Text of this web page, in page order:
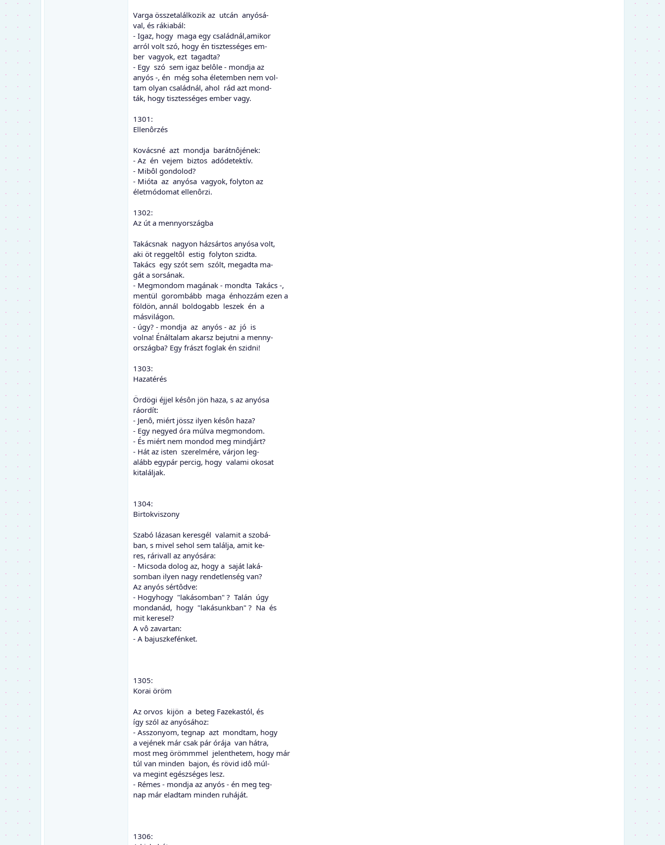
Varga összetalálkozik az utcán anyósá-
val, és rákiabál:
- Igaz, hogy maga egy családnál,amikor
arról volt szó, hogy én tisztességes em-
ber vagyok, ezt tagadta?
- Egy szó sem igaz belôle - mondja az
anyós -, én még soha életemben nem vol-
tam olyan családnál, ahol rád azt mond-
ták, hogy tisztességes ember vagy.
1301:
Ellenôrzés
Kovácsné azt mondja barátnôjének:
- Az én vejem biztos adódetektív.
- Mibôl gondolod?
- Mióta az anyósa vagyok, folyton az
életmódomat ellenôrzi.
1302:
Az út a mennyországba
Takácsnak nagyon házsártos anyósa volt,
aki öt reggeltôl estig folyton szidta.
Takács egy szót sem szólt, megadta ma-
gát a sorsának.
- Megmondom magának - mondta Takács -,
mentül gorombább maga énhozzám ezen a
földön, annál boldogabb leszek én a
másvilágon.
- úgy? - mondja az anyós - az jó is
volna! Énáltalam akarsz bejutni a menny-
országba? Egy frászt foglak én szidni!
1303:
Hazatérés
Ördögi éjjel késôn jön haza, s az anyósa
ráordít:
- Jenô, miért jössz ilyen késôn haza?
- Egy negyed óra múlva megmondom.
- És miért nem mondod meg mindjárt?
- Hát az isten szerelmére, várjon leg-
alább egypár percig, hogy valami okosat
kitaláljak.
1304:
Birtokviszony
Szabó lázasan keresgél valamit a szobá-
ban, s mivel sehol sem találja, amit ke-
res, rárivall az anyósára:
- Micsoda dolog az, hogy a saját laká-
somban ilyen nagy rendetlenség van?
Az anyós sértôdve:
- Hogyhogy "lakásomban" ? Talán úgy
mondanád, hogy "lakásunkban" ? Na és
mit keresel?
A vô zavartan:
- A bajuszkefénket.
1305:
Korai öröm
Az orvos kijön a beteg Fazekastól, és
így szól az anyósához:
- Asszonyom, tegnap azt mondtam, hogy
a vejének már csak pár órája van hátra,
most meg örömmmel jelenthetem, hogy már
túl van minden bajon, és rövid idô múl-
va megint egészséges lesz.
- Rémes - mondja az anyós - én meg teg-
nap már eladtam minden ruháját.
1306: